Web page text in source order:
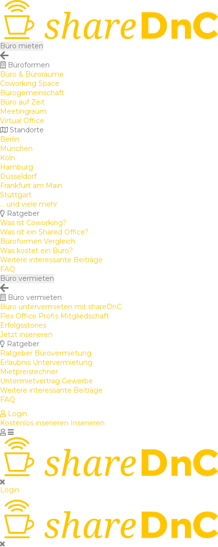
Büro mieten
Büroformen
Büro & Büroräume
Coworking Space
Bürogemeinschaft
Büro auf Zeit
Meetingraum
Virtual Office
Standorte
Berlin
München
Köln
Hamburg
Düsseldorf
Frankfurt am Main
Stuttgart
... und viele mehr
Ratgeber
Was ist Coworking?
Was ist ein Shared Office?
Büroformen Vergleich
Was kostet ein Büro?
Weitere interessante Beiträge
FAQ
Büro vermieten
Büro vermieten
Büro untervermieten mit shareDnC
Flex Office Profis Mitgliedschaft
Erfolgsstories
Jetzt inserieren
Ratgeber
Ratgeber Bürovermietung
Erlaubnis Untervermietung
Mietpreisrechner
Untermietvertrag Gewerbe
Weitere interessante Beiträge
FAQ
Login
Kostenlos inserieren Inserieren
Login